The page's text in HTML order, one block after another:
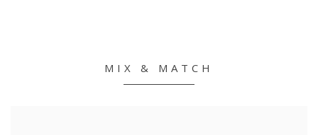
MIX & MATCH